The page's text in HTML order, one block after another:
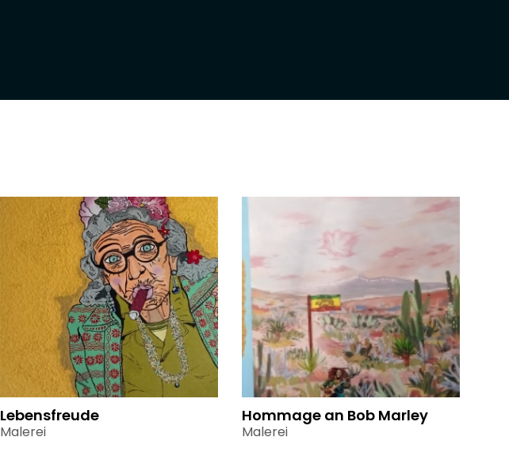
Lebensfreude
Malerei
Hommage an Bob Marley
Malerei